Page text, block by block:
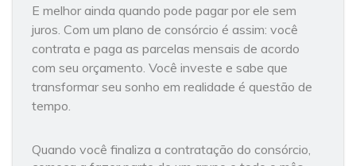
E melhor ainda quando pode pagar por ele sem
juros. Com um plano de consórcio é assim: você
contrata e paga as parcelas mensais de acordo
com seu orçamento. Você investe e sabe que
transformar seu sonho em realidade é questão de
tempo.
Quando você finaliza a contratação do consórcio,